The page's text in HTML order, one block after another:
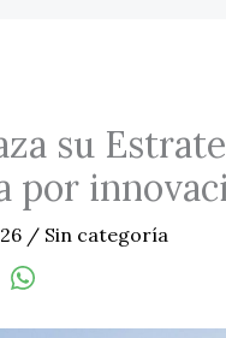
su
por
/ Sin categoría